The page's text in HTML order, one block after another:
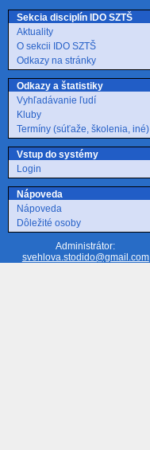
Sekcia disciplín IDO SZTŠ
Aktuality
O sekcii IDO SZTŠ
Odkazy na stránky
Odkazy a štatistiky
Vyhľadávanie ľudí
Kluby
Termíny (súťaže, školenia, iné)
Vstup do systémy
Login
Nápoveda
Nápoveda
Dôležité osoby
Administrátor:
svehlova.stodido@gmail.com